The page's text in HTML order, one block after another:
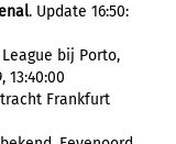
. Update 16:50:
bij Porto,
13:40:00
Frankfurt